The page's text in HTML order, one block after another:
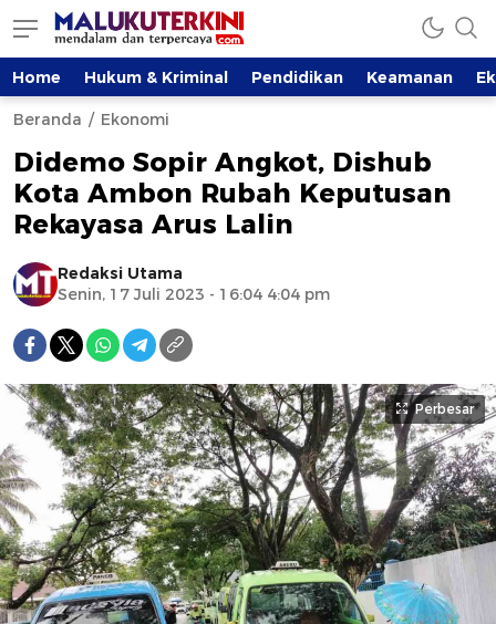
Home Hukum & Kriminal Pendidikan Keamanan
Beranda Ekonomi
Didemo Sopir Angkot, Dishub
Kota Ambon Rubah Keputusan
Rekayasa Arus Lalin
Redaksi Utama
Senin, 17 Juli 2023 - 16:04 4:04 pm
Perbesar